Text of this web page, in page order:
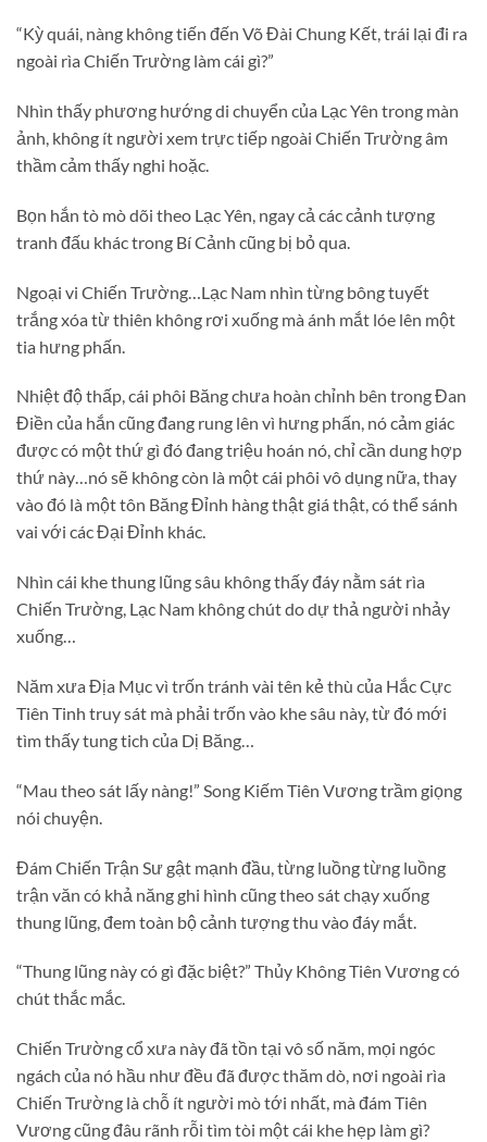
“Kỳ quái, nàng không tiến đến Võ Đài Chung Kết, trái lại đi ra
ngoài rìa Chiến Trường làm cái gì?”
Nhìn thấy phương hướng di chuyển của Lạc Yên trong màn
ảnh, không ít người xem trực tiếp ngoài Chiến Trường âm
thầm cảm thấy nghi hoặc.
Bọn hắn tò mò dõi theo Lạc Yên, ngay cả các cảnh tượng
tranh đấu khác trong Bí Cảnh cũng bị bỏ qua.
Ngoại vi Chiến Trường…Lạc Nam nhìn từng bông tuyết
trắng xóa từ thiên không rơi xuống mà ánh mắt lóe lên một
tia hưng phấn.
Nhiệt độ thấp, cái phôi Băng chưa hoàn chỉnh bên trong Đan
Điền của hắn cũng đang rung lên vì hưng phấn, nó cảm giác
được có một thứ gì đó đang triệu hoán nó, chỉ cần dung hợp
thứ này…nó sẽ không còn là một cái phôi vô dụng nữa, thay
vào đó là một tôn Băng Đỉnh hàng thật giá thật, có thể sánh
vai với các Đại Đỉnh khác.
Nhìn cái khe thung lũng sâu không thấy đáy nằm sát rìa
Chiến Trường, Lạc Nam không chút do dự thả người nhảy
xuống…
Năm xưa Địa Mục vì trốn tránh vài tên kẻ thù của Hắc Cực
Tiên Tinh truy sát mà phải trốn vào khe sâu này, từ đó mới
tìm thấy tung tich của Dị Băng…
“Mau theo sát lấy nàng!” Song Kiếm Tiên Vương trầm giọng
nói chuyện.
Đám Chiến Trận Sư gật mạnh đầu, từng luồng từng luồng
trận văn có khả năng ghi hình cũng theo sát chạy xuống
thung lũng, đem toàn bộ cảnh tượng thu vào đáy mắt.
“Thung lũng này có gì đặc biệt?” Thủy Không Tiên Vương có
chút thắc mắc.
Chiến Trường cổ xưa này đã tồn tại vô số năm, mọi ngóc
ngách của nó hầu như đều đã được thăm dò, nơi ngoài rìa
Chiến Trường là chỗ ít người mò tới nhất, mà đám Tiên
Vương cũng đâu rãnh rỗi tìm tòi một cái khe hẹp làm gì?